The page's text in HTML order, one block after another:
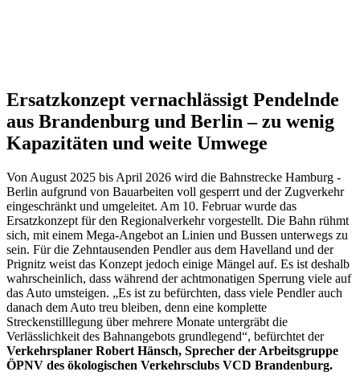
Ersatzkonzept vernachlässigt Pendelnde
aus Brandenburg und Berlin – zu wenig
Kapazitäten und weite Umwege
Von August 2025 bis April 2026 wird die Bahnstrecke Hamburg -
Berlin aufgrund von Bauarbeiten voll gesperrt und der Zugverkehr
eingeschränkt und umgeleitet. Am 10. Februar wurde das
Ersatzkonzept für den Regionalverkehr vorgestellt. Die Bahn rühmt
sich, mit einem Mega-Angebot an Linien und Bussen unterwegs zu
sein. Für die Zehntausenden Pendler aus dem Havelland und der
Prignitz weist das Konzept jedoch einige Mängel auf. Es ist deshalb
wahrscheinlich, dass während der achtmonatigen Sperrung viele auf
das Auto umsteigen. „Es ist zu befürchten, dass viele Pendler auch
danach dem Auto treu bleiben, denn eine komplette
Streckenstilllegung über mehrere Monate untergräbt die
Verlässlichkeit des Bahnangebots grundlegend“, befürchtet der
Verkehrsplaner Robert Hänsch, Sprecher der Arbeitsgruppe
ÖPNV des ökologischen Verkehrsclubs VCD Brandenburg.